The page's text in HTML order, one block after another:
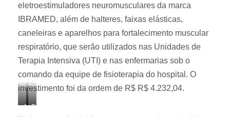
eletroestimuladores neuromusculares da marca
IBRAMED, além de halteres, faixas elásticas,
caneleiras e aparelhos para fortalecimento muscular
respiratório, que serão utilizados nas Unidades de
Terapia Intensiva (UTI) e nas enfermarias sob o
comando da equipe de fisioterapia do hospital. O
investimento foi da ordem de R$ R$ 4.232,04.
A E